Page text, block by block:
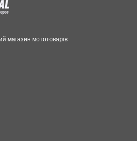
магазин мототоварів